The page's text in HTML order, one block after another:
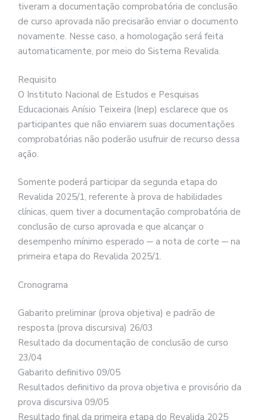
tiveram a documentação comprobatória de conclusão
de curso aprovada não precisarão enviar o documento
novamente. Nesse caso, a homologação será feita
automaticamente, por meio do Sistema Revalida.
Requisito
O Instituto Nacional de Estudos e Pesquisas
Educacionais Anísio Teixeira (Inep) esclarece que os
participantes que não enviarem suas documentações
comprobatórias não poderão usufruir de recurso dessa
ação.
Somente poderá participar da segunda etapa do
Revalida 2025/1, referente à prova de habilidades
clínicas, quem tiver a documentação comprobatória de
conclusão de curso aprovada e que alcançar o
desempenho mínimo esperado ─ a nota de corte ─ na
primeira etapa do Revalida 2025/1.
Cronograma
Gabarito preliminar (prova objetiva) e padrão de
resposta (prova discursiva) 26/03
Resultado da documentação de conclusão de curso
23/04
Gabarito definitivo 09/05
Resultados definitivo da prova objetiva e provisório da
prova discursiva 09/05
Resultado final da primeira etapa do Revalida 2025